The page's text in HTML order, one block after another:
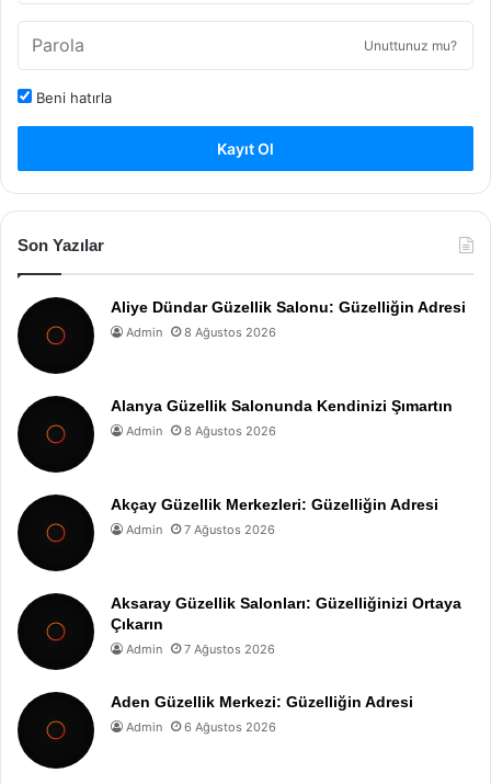
Unuttunuz mu?
Beni hatırla
Kayıt Ol
Son Yazılar
Aliye Dündar Güzellik Salonu: Güzelliğin Adresi
Admin 8 Ağustos 2026
Alanya Güzellik Salonunda Kendinizi Şımartın
Admin 8 Ağustos 2026
Akçay Güzellik Merkezleri: Güzelliğin Adresi
Admin 7 Ağustos 2026
Aksaray Güzellik Salonları: Güzelliğinizi Ortaya
Çıkarın
Admin 7 Ağustos 2026
Aden Güzellik Merkezi: Güzelliğin Adresi
Admin 6 Ağustos 2026